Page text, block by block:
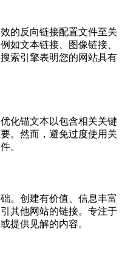
的反向链接配置文件至关
如文本链接、图像链接、
索引擎表明您的网站具有
化锚文本以包含相关关键
。然而，避免过度使用关
。
。创建有价值、信息丰富
其他网站的链接。专注于
提供见解的内容。